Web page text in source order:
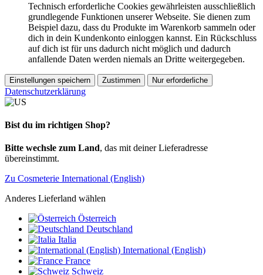
Technisch erforderliche Cookies gewährleisten ausschließlich
grundlegende Funktionen unserer Webseite. Sie dienen zum
Beispiel dazu, dass du Produkte im Warenkorb sammeln oder
dich in dein Kundenkonto einloggen kannst. Ein Rückschluss
auf dich ist für uns dadurch nicht möglich und dadurch
anfallende Daten werden niemals an Dritte weitergegeben.
Einstellungen speichern Zustimmen Nur erforderliche
Datenschutzerklärung
Bist du im richtigen Shop?
Bitte wechsle zum Land, das mit deiner Lieferadresse
übereinstimmt.
Zu Cosmeterie International (English)
Anderes Lieferland wählen
Österreich
Deutschland
Italia
International (English)
France
Schweiz